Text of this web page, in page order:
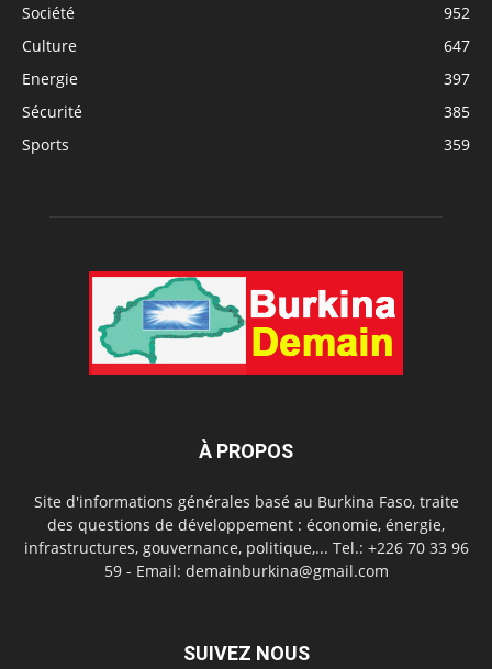
Société
952
Culture
647
Energie
397
Sécurité
385
Sports
359
À PROPOS
Site d'informations générales basé au Burkina Faso, traite
des questions de développement : économie, énergie,
infrastructures, gouvernance, politique,... Tel.: +226 70 33 96
59 - Email: demainburkina@gmail.com
SUIVEZ NOUS